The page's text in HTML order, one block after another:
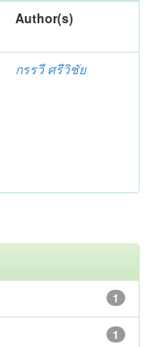
Author(s)
กรรวี ศรีวิชัย
1
1